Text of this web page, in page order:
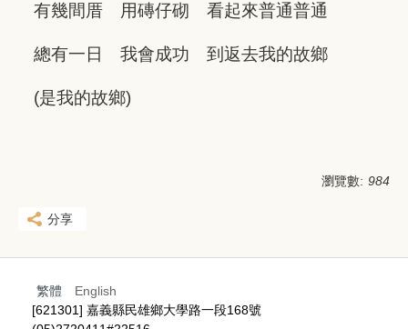
有幾間厝 用磚仔砌 看起來普通普通
總有一日 我會成功 到返去我的故鄉
(是我的故鄉)
瀏覽數: 984
分享
繁體
English
[621301] 嘉義縣民雄鄉大學路一段168號